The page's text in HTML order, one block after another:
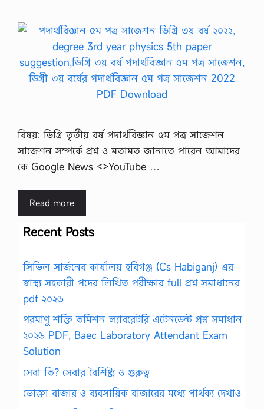
বিষয়: ডিগ্রি তৃতীয় বর্ষ পদার্থবিজ্ঞান ৫ম পত্র সাজেশন
সাজেশন সম্পর্কে প্রশ্ন ও মতামত জানাতে পারেন আমাদের
কে Google News <>YouTube …
Read more
Recent Posts
সিভিল সার্জনের কার্যালয় হবিগঞ্জ (Cs Habiganj) এর
স্বাস্থ্য সহকারী পদের লিখিত পরীক্ষার full প্রশ্ন সমাধানের
pdf ২০২৬
পরমাণু শক্তি কমিশন ল্যাবরেটরি এটেনডেন্ট প্রশ্ন সমাধান
২০২৬ PDF, Baec Laboratory Attendant Exam
Solution
সেবা কি? সেবার বৈশিষ্ট্য ও গুরুত্ব
ভোক্তা বাজার ও ব্যবসায়িক বাজারের মধ্যে পার্থক্য দেখাও